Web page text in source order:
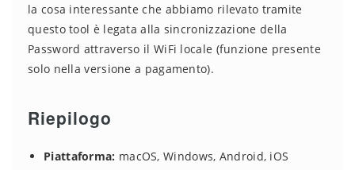
la cosa interessante che abbiamo rilevato tramite
questo tool è legata alla sincronizzazione della
Password attraverso il WiFi locale (funzione presente
solo nella versione a pagamento).
Riepilogo
Piattaforma: macOS, Windows, Android, iOS